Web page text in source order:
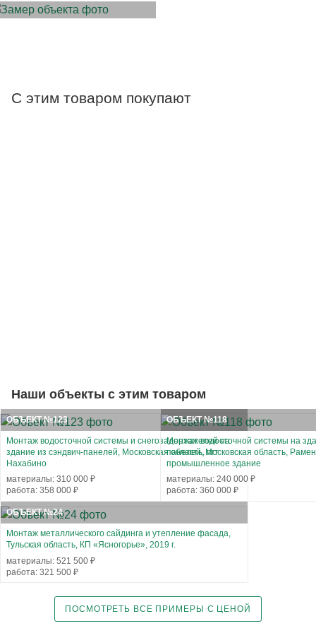
С этим товаром покупают
Наши объекты с этим товаром
ОБЪЕКТ №123
Монтаж водосточной системы и снегозадержателей на
здание из сэндвич-панелей, Московская область, пгт
Нахабино
материалы: 310 000 ₽
работа: 358 000 ₽
ОБЪЕКТ №118
Монтаж водосточной системы на
панелей, Московская область,
промышленное здание
материалы: 240 000 ₽
работа: 360 000 ₽
ОБЪЕКТ №24
Монтаж металлического сайдинга и утепление фасада,
Тульская область, КП «Ясногорье», 2019 г.
материалы: 521 500 ₽
работа: 321 500 ₽
ПОСМОТРЕТЬ ВСЕ ПРИМЕРЫ С ЦЕНОЙ